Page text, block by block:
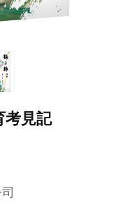
考見記